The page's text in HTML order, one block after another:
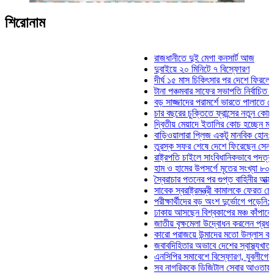
শিরোনাম
রাজধানীতে দুই মেগা কনসার্ট আজ
দুবাইয়ে ২০ মিনিটে ৭ বিস্ফোরণ
দীর্ঘ ১৫ মাস চিকিৎসার পর দেশে ফিরলেন
টানা পঞ্চমবার সাফের সভাপতি নির্বাচিত কাজী
বড় সাজ্জাদের পরামর্শে ভারতে পালাতে
চার বছরের চুক্তিতে ফ্রান্সের নতুন কোচ জিদান
দ্বিতীয় মেয়াদে ইতালির কোচ হচ্ছেন মানচিনি
বাড়িওয়ালারা প্লিজ একটু মানবিক হোন: মনিরা
তুরস্ক সফর শেষে দেশে ফিরেছেন সেনাপ্রধান
রাষ্ট্রপতি চাইলে সাংবিধানিকভাবে পদত্যাগ
হাম ও হামের উপসর্গে মৃতের সংখ্যা ৮০০ ছাড়াল
স্বৈরাচার পতনের পর গুপ্ত বাহিনীর আত্মপ্রকাশ:
সাবেক স্বরাষ্ট্রমন্ত্রী কামালকে ফেরত চেয়ে
পরীক্ষার্থীদের বড় অংশ দুর্ভোগে পড়েনি: ড.
ঢাকায় আসছেন বিশ্বকাপের মঞ্চ কাঁপানো সেই
জাতীয় বৃক্ষমেলা উদ্বোধন করলেন প্রধানমন্ত্রী
কারো পরাজয়ে উন্মাদের মতো উল্লাস করতে হয়
জবাবদিহিতার অভাবে দেশের স্বাস্থ্যখাত নানা
এনসিপির সমাবেশে বিস্ফোরণ, যুবলীগের দুই
সব নাগরিককে ডিজিটাল সেবার আওতায় আনতে